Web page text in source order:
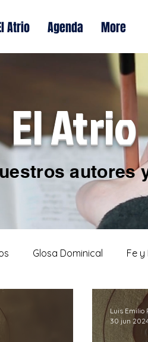
Atrio Agenda More
El Atrio
autores
Glosa Dominical Fe
Luis Emilio
30 jun